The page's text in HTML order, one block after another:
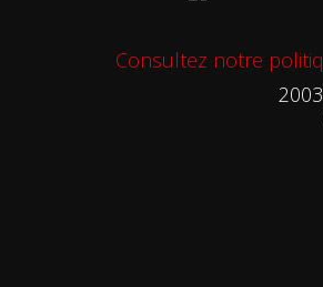
Consultez notre